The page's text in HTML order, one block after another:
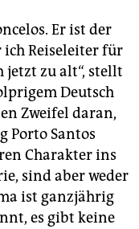
Er ist der
ich Reiseleiter für
zu alt“, stellt
Deutsch
Zweifel daran,
Porto Santos
Charakter ins
sind aber weder
ist ganzjährig
es gibt keine